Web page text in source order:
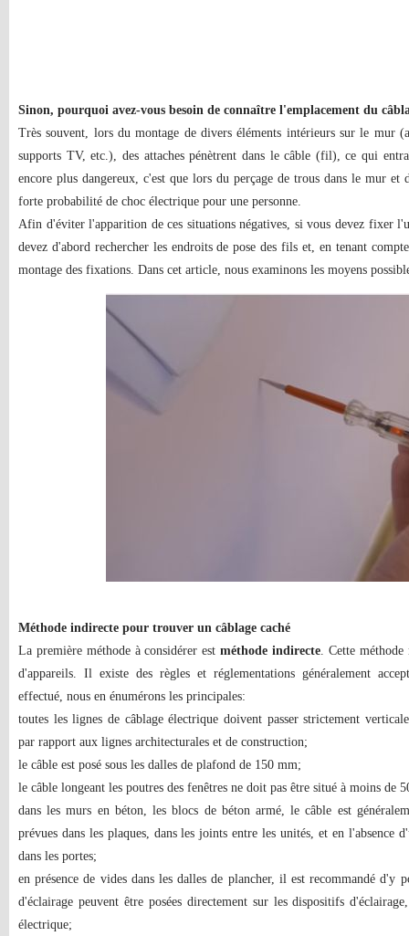
Sinon, pourquoi avez-vous besoin de connaître l'emplacement du
Très souvent, lors du montage de divers éléments intérieurs sur le mur
supports TV, etc.), des attaches pénètrent dans le câble (fil), ce qui
encore plus dangereux, c'est que lors du perçage de trous dans le mur et
forte probabilité de choc électrique pour une personne.
Afin d'éviter l'apparition de ces situations négatives, si vous devez fixer
devez d'abord rechercher les endroits de pose des fils et, en tenant
montage des fixations. Dans cet article, nous examinons les moyens
Méthode indirecte pour trouver un câblage caché
La première méthode à considérer estméthode indirecte. Cette
d'appareils. Il existe des règles et réglementations généralement
effectué, nous en énumérons les principales:
toutes les lignes de câblage électrique doivent passer strictement
par rapport aux lignes architecturales et de construction;
le câble est posé sous les dalles de plafond de 150 mm;
le câble longeant les poutres des fenêtres ne doit pas être situé à moins de
dans les murs en béton, les blocs de béton armé, le câble est
prévues dans les plaques, dans les joints entre les unités, et en l'absence
dans les portes;
en présence de vides dans les dalles de plancher, il est recommandé d'y
d'éclairage peuvent être posées directement sur les dispositifs
électrique;